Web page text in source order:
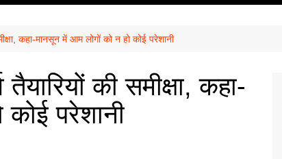
कहा-मानसून में आम लोगों को न हो कोई परेशानी
की समीक्षा, कहा-
परेशानी